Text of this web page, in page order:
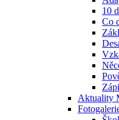
10
Co
Aktuality